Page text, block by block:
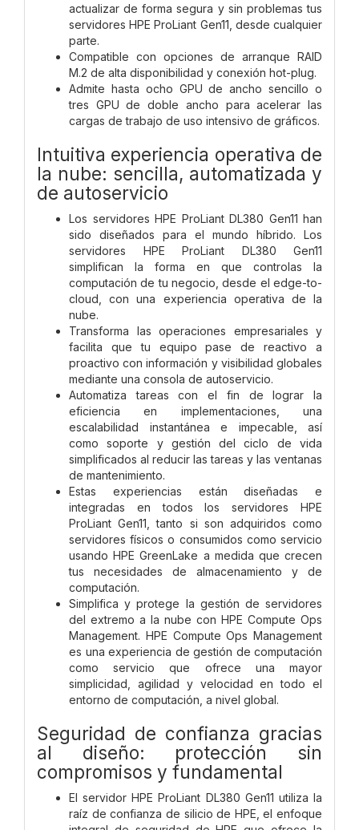
actualizar de forma segura y sin problemas tus
servidores HPE ProLiant Gen11, desde cualquier
parte.
Compatible con opciones de arranque RAID
M.2 de alta disponibilidad y conexión hot-plug.
Admite hasta ocho GPU de ancho sencillo o
tres GPU de doble ancho para acelerar las
cargas de trabajo de uso intensivo de gráficos.
Intuitiva experiencia operativa de
la nube: sencilla, automatizada y
de autoservicio
Los servidores HPE ProLiant DL380 Gen11 han
sido diseñados para el mundo híbrido. Los
servidores HPE ProLiant DL380 Gen11
simplifican la forma en que controlas la
computación de tu negocio, desde el edge-to-
cloud, con una experiencia operativa de la
nube.
Transforma las operaciones empresariales y
facilita que tu equipo pase de reactivo a
proactivo con información y visibilidad globales
mediante una consola de autoservicio.
Automatiza tareas con el fin de lograr la
eficiencia en implementaciones, una
escalabilidad instantánea e impecable, así
como soporte y gestión del ciclo de vida
simplificados al reducir las tareas y las ventanas
de mantenimiento.
Estas experiencias están diseñadas e
integradas en todos los servidores HPE
ProLiant Gen11, tanto si son adquiridos como
servidores físicos o consumidos como servicio
usando HPE GreenLake a medida que crecen
tus necesidades de almacenamiento y de
computación.
Simplifica y protege la gestión de servidores
del extremo a la nube con HPE Compute Ops
Management. HPE Compute Ops Management
es una experiencia de gestión de computación
como servicio que ofrece una mayor
simplicidad, agilidad y velocidad en todo el
entorno de computación, a nivel global.
Seguridad de confianza gracias
al diseño: protección sin
compromisos y fundamental
El servidor HPE ProLiant DL380 Gen11 utiliza la
raíz de confianza de silicio de HPE, el enfoque